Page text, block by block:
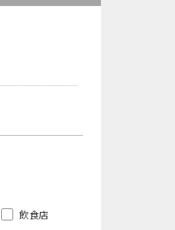
飲食店